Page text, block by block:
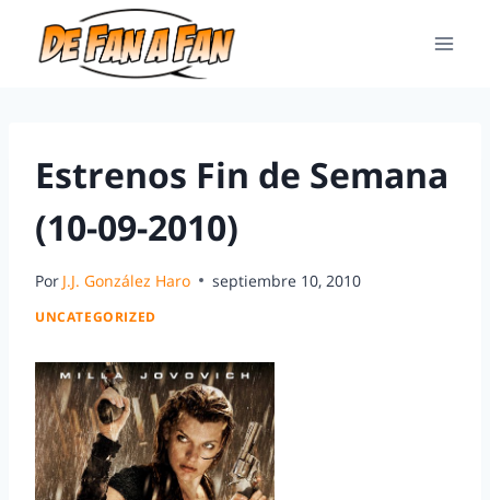
Estrenos Fin de Semana
(10-09-2010)
Por J.J. González Haro septiembre 10, 2010
UNCATEGORIZED